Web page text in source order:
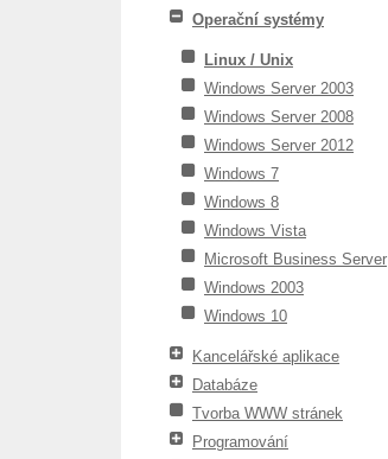
Operační systémy
Linux / Unix
Windows Server 2003
Windows Server 2008
Windows Server 2012
Windows 7
Windows 8
Windows Vista
Microsoft Business Server
Windows 2003
Windows 10
Kancelářské aplikace
Databáze
Tvorba WWW stránek
Programování